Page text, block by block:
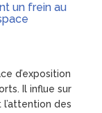
un frein au
d’exposition
Il influe sur
l’attention des